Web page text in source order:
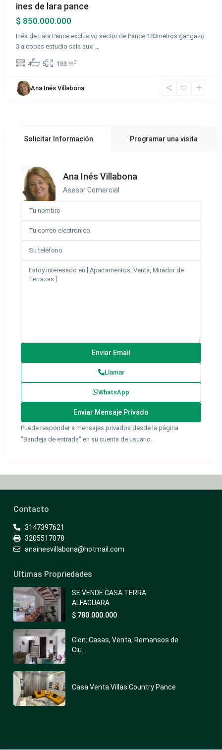
ines de lara pance
$ 850.000.000
Inés de Lara Pance exclusivo sector de Pance 183metros gangazo
3 alcobas estudio sala auxi
4 5 183 m2
Ana Inés Villabona
Solicitar Información Programar una visita
Ana Inés Villabona
Asesor Comercial
Llamar
WhatsApp
Puede responder a mensajes privados desde la página
"Bandeja de entrada" en su cuenta de usuario.
Contacto
3147397621
3205517078
anainesvillabona@hotmail.com
Ultimas Propriedades
SE VENDE CASA TERRA
ALFAGUARA
$ 780.000.000
Clon: Casas, Venta, Remansos de
Ciu...
Casa Venta Villas Country Pance